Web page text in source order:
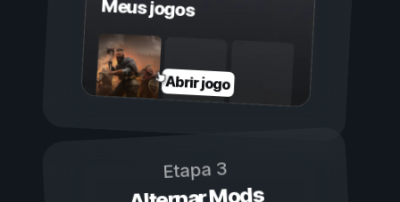
Meus jogos
Abrir jogo
Etapa 3